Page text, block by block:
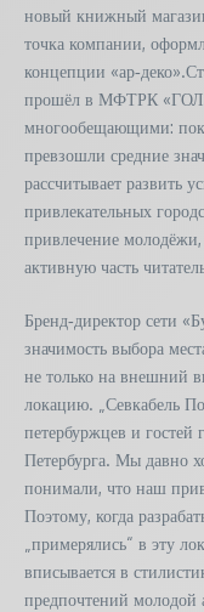
новый книжный
точка компании,
концепции
прошёл в МФТРК
многообещающими:
превзошли средние
рассчитывает развить
привлекательных
привлечение молодёжи,
активную часть
Бренд‑директор сети
значимость выбора
не только на внешний
локацию. „Севкабель
петербуржцев и
Петербурга. Мы давно
понимали, что наш
Поэтому, когда
„примерялись“ в эту
вписывается в
предпочтений молодой